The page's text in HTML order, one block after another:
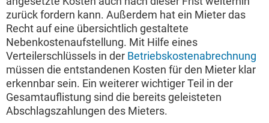
zurück fordern kann. Außerdem hat ein Mieter das
Recht auf eine übersichtlich gestaltete
Nebenkostenaufstellung. Mit Hilfe eines
Verteilerschlüssels in der Betriebskostenabrechnung
müssen die entstandenen Kosten für den Mieter klar
erkennbar sein. Ein weiterer wichtiger Teil in der
Gesamtauflistung sind die bereits geleisteten
Abschlagszahlungen des Mieters.